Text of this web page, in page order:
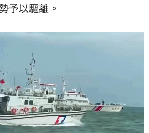
予以驅離。